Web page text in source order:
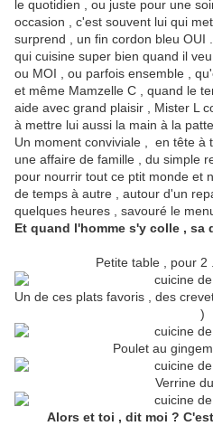
le quotidien , ou juste pour une
occasion , c'est souvent lui qui
surprend , un fin cordon bleu OUI
qui cuisine super bien quand il
ou MOI , ou parfois ensemble ,
et même Mamzelle C , quand le
aide avec grand plaisir , Mister L
à mettre lui aussi la main à la
Un moment conviviale , en tête à
une affaire de famille , du simple
pour nourrir tout ce ptit monde et
de temps à autre , autour d'un
quelques heures , savouré le
Et quand l'homme s'y colle , sa
Petite table , pour 2
Un de ces plats favoris , des
)
Poulet au
Verrine
Alors et toi , dit moi ?